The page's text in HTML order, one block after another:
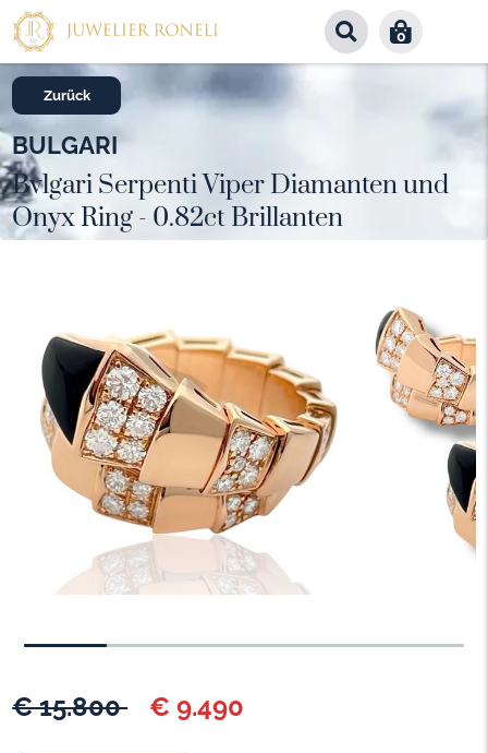
0
Zurück
€ 15.800 € 9.490
BULGARI
Bvlgari Serpenti Viper Diamanten und
Onyx Ring - 0.82ct Brillanten